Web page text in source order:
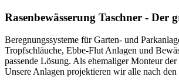
Rasenbewässerung Taschner - Der
Beregnungssysteme für Garten- und
Tropfschläuche, Ebbe-Flut Anlagen und
passende Lösung. Als ehemaliger Monteur
Unsere Anlagen projektieren wir alle nach